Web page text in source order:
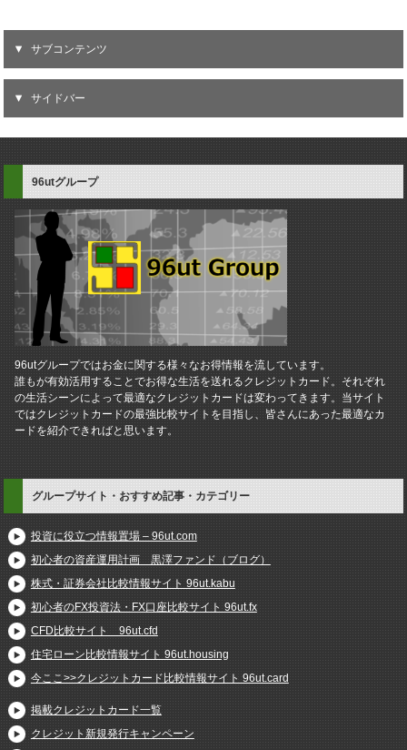
サブコンテンツ
サイドバー
96utグループ
96utグループではお金に関する様々なお得情報を流しています。
誰もが有効活用することでお得な生活を送れるクレジットカード。それぞれ
の生活シーンによって最適なクレジットカードは変わってきます。当サイト
ではクレジットカードの最強比較サイトを目指し、皆さんにあった最適なカ
ードを紹介できればと思います。
グループサイト・おすすめ記事・カテゴリー
投資に役立つ情報置場 – 96ut.com
初心者の資産運用計画 黒澤ファンド（ブログ）
株式・証券会社比較情報サイト 96ut.kabu
初心者のFX投資法・FX口座比較サイト 96ut.fx
CFD比較サイト 96ut.cfd
住宅ローン比較情報サイト 96ut.housing
今ここ>>クレジットカード比較情報サイト 96ut.card
掲載クレジットカード一覧
クレジット新規発行キャンペーン